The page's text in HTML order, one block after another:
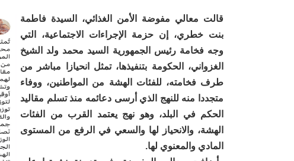
قالت معالي مفوضة الأمن الغذائي، السيدة فاطمة
بنت خطري، إن حزمة الإجراءات الاجتماعية، التي
وجه فخامة رئيس الجمهورية السيد محمد ولد الشيخ
الغزواني، الحكومة بتنفيذها، تمثل انحيازا مباشر من
طرف فخامته، للفئات الهشة من المواطنين، ووفاء
متجددا منه للنهج الذي أرسى دعائمه منذ تسلم مقاليد
الحكم في البلد، وهو نهج يعتمد القرب من الفئات
الهشة، والانحياز لها والسعي في الرفع من المستوى
المادي والمعنوي لها.